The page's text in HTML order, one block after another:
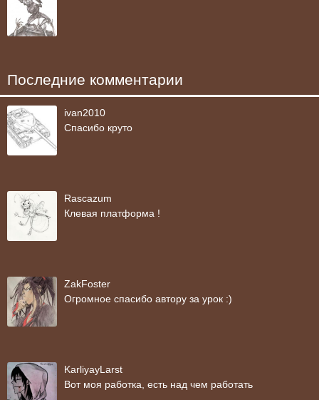
Последние комментарии
ivan2010
Спасибо круто
Rascazum
Клевая платформа !
ZakFoster
Огромное спасибо автору за урок :)
KarliyayLarst
Вот моя работка, есть над чем работать